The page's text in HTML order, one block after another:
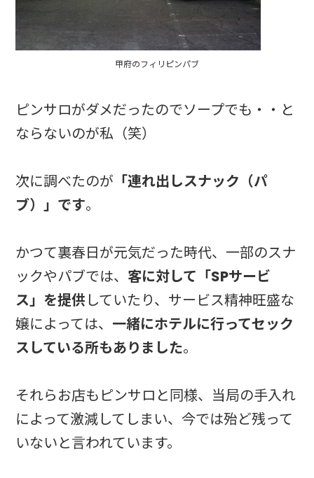
甲府のフィリピンパブ
ピンサロがダメだったのでソープでも・・と
ならないのが私（笑）
次に調べたのが 「連れ出しスナック（パ
ブ）」です。
かつて裏春日が元気だった時代、一部のスナ
ックやパブでは、 客に対して「SPサービ
ス」を提供 していたり、サービス精神旺盛な
嬢によっては、 一緒にホテルに行ってセック
スしている所もありました。
それらお店もピンサロと同様、当局の手入れ
によって激減してしまい、今では殆ど残って
いないと言われています。